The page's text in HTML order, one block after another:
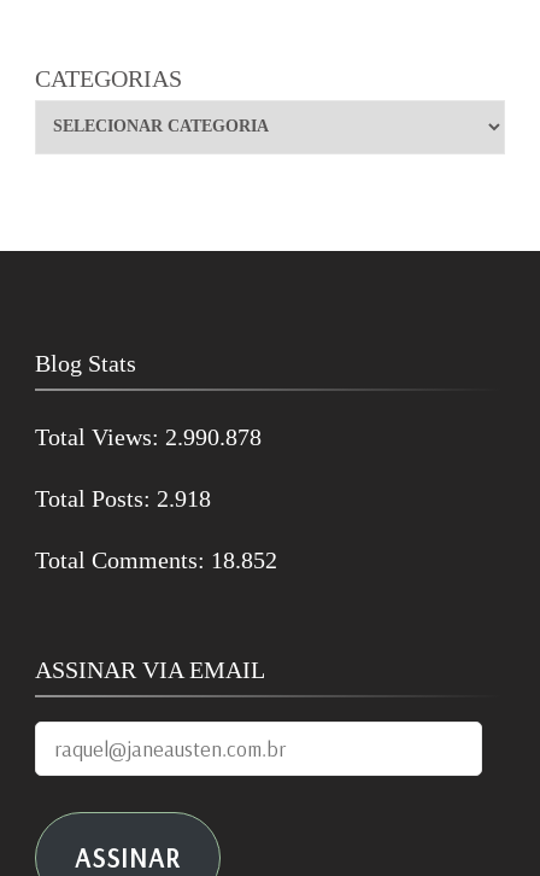
CATEGORIAS
Blog Stats
Total Views: 2.990.878
Total Posts: 2.918
Total Comments: 18.852
ASSINAR VIA EMAIL
raquel@janeausten.com.br
ASSINAR